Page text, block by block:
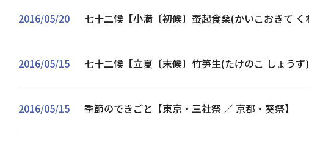
2016/05/20 七十二候【小満〔初候〕蚕起食桑(かいこおきて
2016/05/15 七十二候【立夏〔末候〕竹笋生(たけのこ しょうず
2016/05/15 季節のできごと【東京・三社祭 ／ 京都・葵祭】